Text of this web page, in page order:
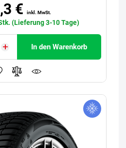
€ inkl. MwSt.
(Lieferung 3-10 Tage)
In den Warenkorb